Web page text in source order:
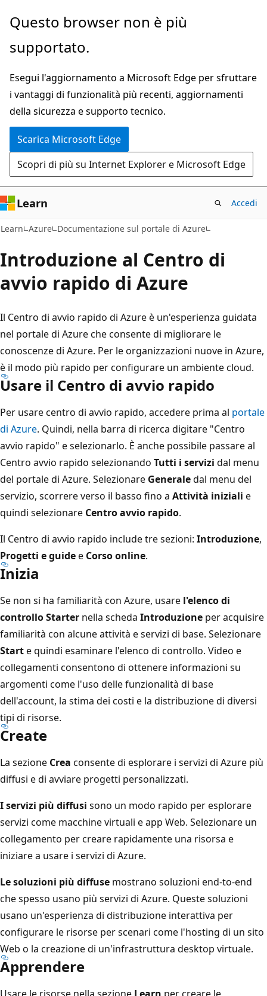
Ignora
passa
contenuto
principale
Questo browser non è più
supportato.
Esegui l'aggiornamento a Microsoft Edge per sfruttare
i vantaggi di funzionalità più recenti, aggiornamenti
della sicurezza e supporto tecnico.
Scarica Microsoft Edge
Scopri di più su Internet Explorer e Microsoft Edge
Learn Accedi
Learn Azure Documentazione sul portale di Azure
Introduzione al Centro di
avvio rapido di Azure
Il Centro di avvio rapido di Azure è un'esperienza guidata
nel portale di Azure che consente di migliorare le
conoscenze di Azure. Per le organizzazioni nuove in Azure,
è il modo più rapido per configurare un ambiente cloud.
Usare il Centro di avvio rapido
Per usare centro di avvio rapido, accedere prima al portale
di Azure. Quindi, nella barra di ricerca digitare "Centro
avvio rapido" e selezionarlo. È anche possibile passare al
Centro avvio rapido selezionando Tutti i servizi dal menu
del portale di Azure. Selezionare Generaledal menu del
servizio, scorrere verso il basso fino a Attività iniziali e
quindi selezionare Centro avvio rapido.
Il Centro di avvio rapido include tre sezioni: Introduzione,
Progetti e guidee Corso online.
Inizia
Se non si ha familiarità con Azure, usare l'elenco di
controllo Starter nella scheda Introduzione per acquisire
familiarità con alcune attività e servizi di base. Selezionare
Starte quindi esaminare l'elenco di controllo. Video e
collegamenti consentono di ottenere informazioni su
argomenti come l'uso delle funzionalità di base
dell'account, la stima dei costi e la distribuzione di diversi
tipi di risorse.
Create
La sezione Crea consente di esplorare i servizi di Azure più
diffusi e di avviare progetti personalizzati.
I servizi più diffusi sono un modo rapido per esplorare
servizi come macchine virtuali e app Web. Selezionare un
collegamento per creare rapidamente una risorsa e
iniziare a usare i servizi di Azure.
Le soluzioni più diffuse mostrano soluzioni end-to-end
che spesso usano più servizi di Azure. Queste soluzioni
usano un'esperienza di distribuzione interattiva per
configurare le risorse per scenari come l'hosting di un sito
Web o la creazione di un'infrastruttura desktop virtuale.
Apprendere
Usare le risorse nella sezione Learn per creare le